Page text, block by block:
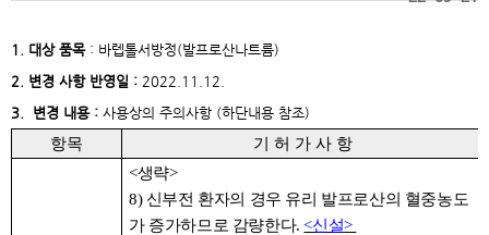
1. 대상품목 : 바렙톨서방정(발프로산나트륨)
2. 변경 사항 반영일 : 2022.11.12.
3. 변경 내용 : 사용상의 주의사항 (하단내용 참조)
항목 기 허 가 사 항
<생략>
8) 신부전 환자의 경우 유리 발프로산의 혈중농도
가 증가하므로 감량한다.<신설>